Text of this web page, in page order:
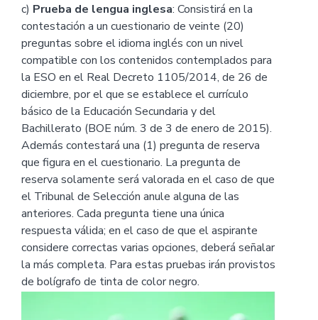
c) Prueba de lengua inglesa: Consistirá en la
contestación a un cuestionario de veinte (20)
preguntas sobre el idioma inglés con un nivel
compatible con los contenidos contemplados para
la ESO en el Real Decreto 1105/2014, de 26 de
diciembre, por el que se establece el currículo
básico de la Educación Secundaria y del
Bachillerato (BOE núm. 3 de 3 de enero de 2015).
Además contestará una (1) pregunta de reserva
que figura en el cuestionario. La pregunta de
reserva solamente será valorada en el caso de que
el Tribunal de Selección anule alguna de las
anteriores. Cada pregunta tiene una única
respuesta válida; en el caso de que el aspirante
considere correctas varias opciones, deberá señalar
la más completa. Para estas pruebas irán provistos
de bolígrafo de tinta de color negro.